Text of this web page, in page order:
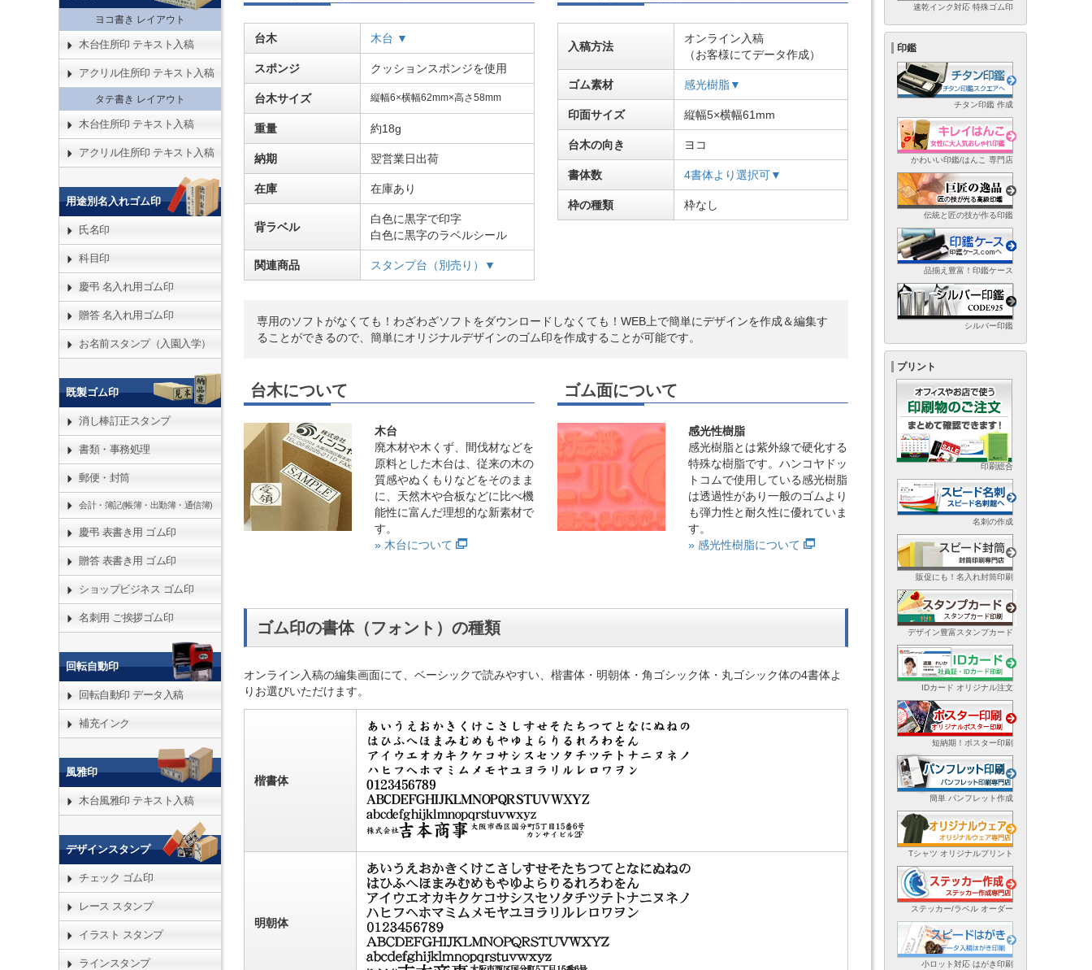
台木 木台 ▼
スポンジ クッションスポンジを使用
台木サイズ 縦幅6×横幅62mm×高さ58mm
重量 約18g
納期 翌営業日出荷
在庫 在庫あり
背ラベル
白色に黒字で印字
白色に黒字のラベルシール
関連商品 スタンプ台（別売り）▼
入稿方法
オンライン入稿
（お客様にてデータ作成）
ゴム素材 感光樹脂▼
印面サイズ 縦幅5×横幅61mm
台木の向き ヨコ
書体数 4書体より選択可▼
枠の種類 枠なし
専用のソフトがなくても！わざわざソフトをダウンロードしなくても！WEB上で簡単にデザインを作成＆編集す
ることができるので、簡単にオリジナルデザインのゴム印を作成することが可能です。
台木について
木台
廃木材や木くず、間伐材などを
原料とした木台は、従来の木の
質感やぬくもりなどをそのまま
に、天然木や合板などに比べ機
能性に富んだ理想的な新素材で
す。
» 木台について
ゴム面について
感光性樹脂
感光樹脂とは紫外線で硬化する
特殊な樹脂です。ハンコヤドッ
トコムで使用している感光樹脂
は透過性があり一般のゴムより
も弾力性と耐久性に優れていま
す。
» 感光性樹脂について
ゴム印の書体（フォント）の種類
オンライン入稿の編集画面にて、ベーシックで読みやすい、楷書体・明朝体・角ゴシック体・丸ゴシック体の4書体よ
りお選びいただけます。
楷書体
明朝体
ヨコ書き レイアウト
木台住所印 テキスト入稿
アクリル住所印 テキスト入稿
タテ書き レイアウト
木台住所印 テキスト入稿
アクリル住所印 テキスト入稿
用途別名入れゴム印
氏名印
科目印
慶弔 名入れ用ゴム印
贈答 名入れ用ゴム印
お名前スタンプ（入園入学）
既製ゴム印
消し棒訂正スタンプ
書類・事務処理
郵便・封筒
会計・簿記(帳簿・出勤簿・通信簿)
慶弔 表書き用 ゴム印
贈答 表書き用 ゴム印
ショップビジネス ゴム印
名刺用 ご挨拶ゴム印
回転自動印
回転自動印 データ入稿
補充インク
風雅印
木台風雅印 テキスト入稿
デザインスタンプ
チェック ゴム印
レース スタンプ
イラスト スタンプ
ラインスタンプ
速乾インク対応 特殊ゴム印
印鑑
チタン印鑑 作成
かわいい印鑑/はんこ 専門店
伝統と匠の技が作る印鑑
品揃え豊富！印鑑ケース
シルバー印鑑
プリント
印刷総合
名刺の作成
販促にも！名入れ封筒印刷
デザイン豊富スタンプカード
IDカード オリジナル注文
短納期！ポスター印刷
簡単 パンフレット作成
Tシャツ オリジナルプリント
ステッカー/ラベル オーダー
小ロット対応 はがき印刷